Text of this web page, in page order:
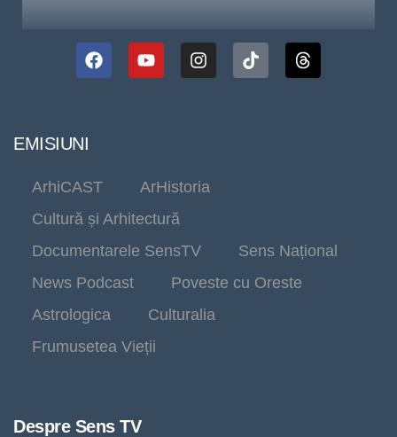
EMISIUNI
ArhiCAST
ArHistoria
Cultură și Arhitectură
Documentarele SensTV
Sens Național
News Podcast
Poveste cu Oreste
Astrologica
Culturalia
Frumusetea Vieții
Despre Sens TV